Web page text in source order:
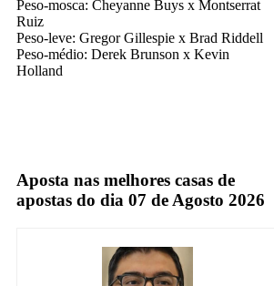
Peso-mosca: Cheyanne Buys x Montserrat
Ruiz
Peso-leve: Gregor Gillespie x Brad Riddell
Peso-médio: Derek Brunson x Kevin
Holland
Aposta nas melhores casas de
apostas do dia 07 de Agosto 2026